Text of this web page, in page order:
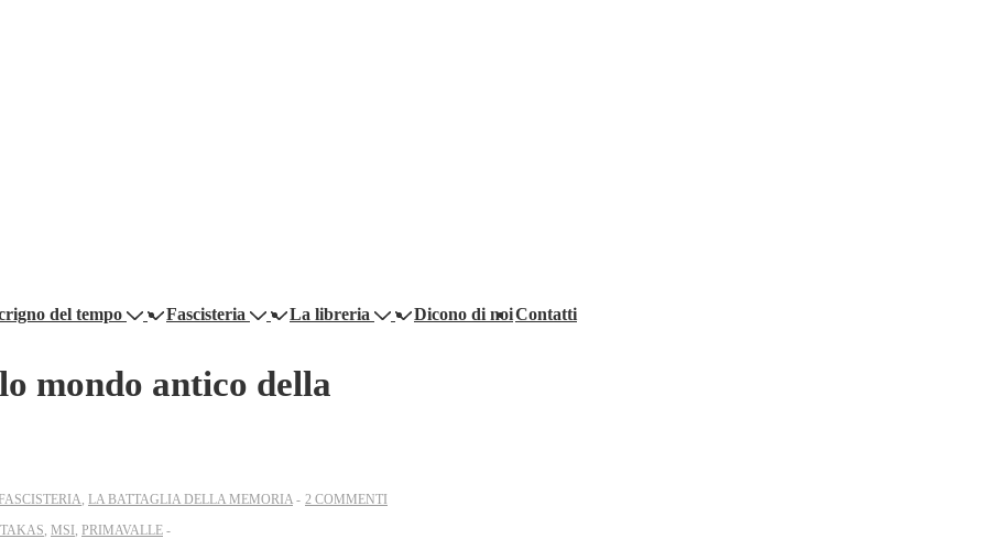
del tempo Fascisteria La libreria Dicono di noiContatti
mondo antico della
LA BATTAGLIA DELLA MEMORIA
2 COMMENTI
MSI PRIMAVALLE